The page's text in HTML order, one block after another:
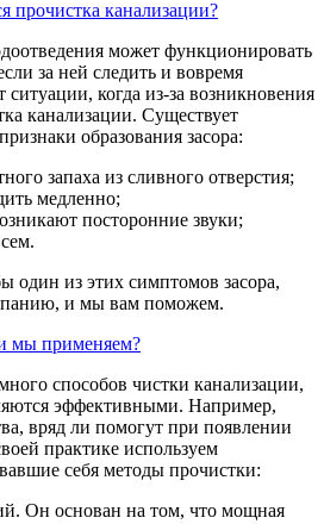
прочистка канализации?
может функционировать
за ней следить и вовремя
когда из-за возникновения
канализации. Существует
образования засора:
запаха из сливного отверстия;
медленно;
посторонние звуки;
один из этих симптомов засора,
и мы вам поможем.
мы применяем?
способов чистки канализации,
эффективными. Например,
вряд ли помогут при появлении
практике используем
себя методы прочистки:
Он основан на том, что мощная